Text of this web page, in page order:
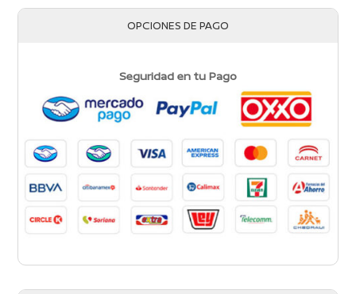
OPCIONES DE PAGO
Seguridad en tu Pago